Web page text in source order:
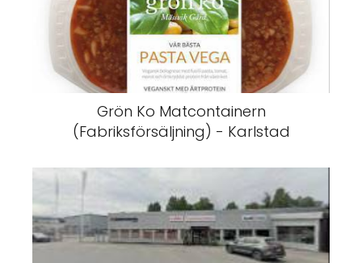
Grön Ko Matcontainern
(Fabriksförsäljning) - Karlstad